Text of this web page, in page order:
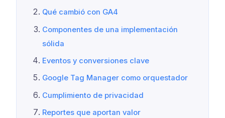
Qué cambió con GA4
Componentes de una implementación
sólida
Eventos y conversiones clave
Google Tag Manager como orquestador
Cumplimiento de privacidad
Reportes que aportan valor